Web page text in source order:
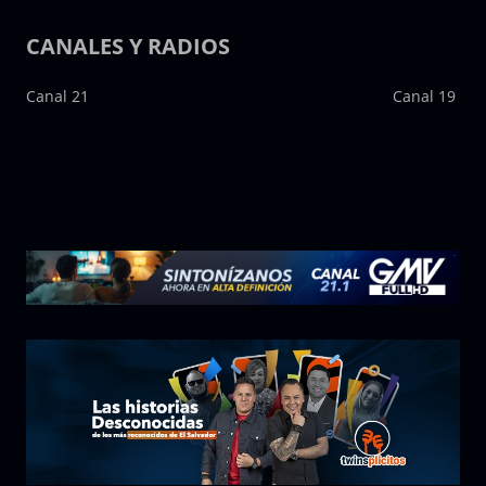
CANALES Y RADIOS
Canal 21 Canal 19